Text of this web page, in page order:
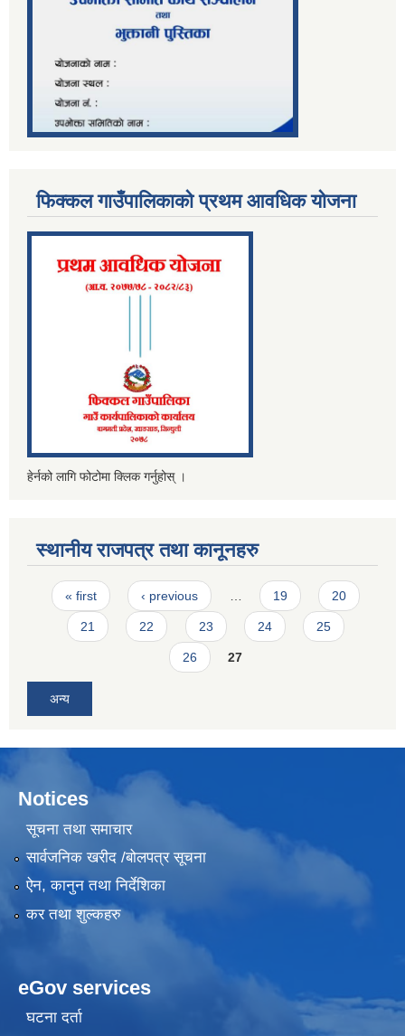
फिक्कल गाउँपालिकाको प्रथम आवधिक योजना
हेर्नको लागि फोटोमा क्लिक गर्नुहोस् ।
स्थानीय राजपत्र तथा कानूनहरु
Pages
« first ‹ previous 19 20
21 22 23 24 25
26 27
अन्य
Notices
सूचना तथा समाचार
सार्वजनिक खरीद /बोलपत्र सूचना
ऐन, कानुन तथा निर्देशिका
कर तथा शुल्कहरु
eGov services
घटना दर्ता